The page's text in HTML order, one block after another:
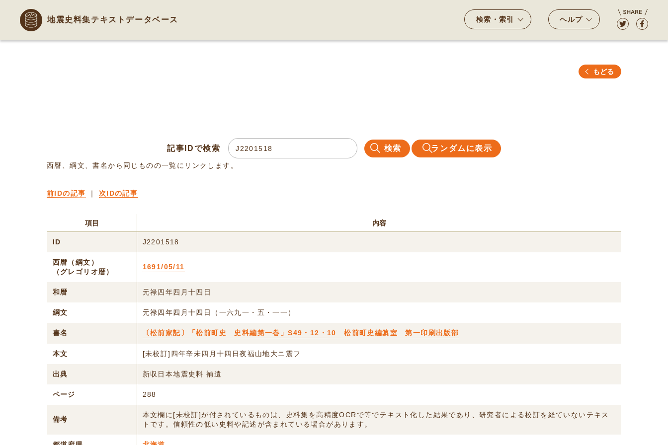
地震史料集テキストデータベース 検索・索引 ヘルプ
もどる
記事IDで検索 検索 ランダムに表示
西暦、綱文、書名から同じものの一覧にリンクします。
前IDの記事 ｜ 次IDの記事
項目 内容
ID J2201518
西暦（綱文）
（グレゴリオ暦）
1691/05/11
和暦 元禄四年四月十四日
綱文 元禄四年四月十四日（一六九一・五・一一）
書名 〔松前家記〕「松前町史 史料編第一巻」S49・12・10 松前町史編纂室 第一印刷出版部
本文 [未校訂]四年辛未四月十四日夜福山地大ニ震フ
出典 新収日本地震史料 補遺
ページ 288
備考
本文欄に[未校訂]が付されているものは、史料集を高精度OCRで等でテキスト化した結果であり、研究者による校訂を経ていないテキス
トです。信頼性の低い史料や記述が含まれている場合があります。